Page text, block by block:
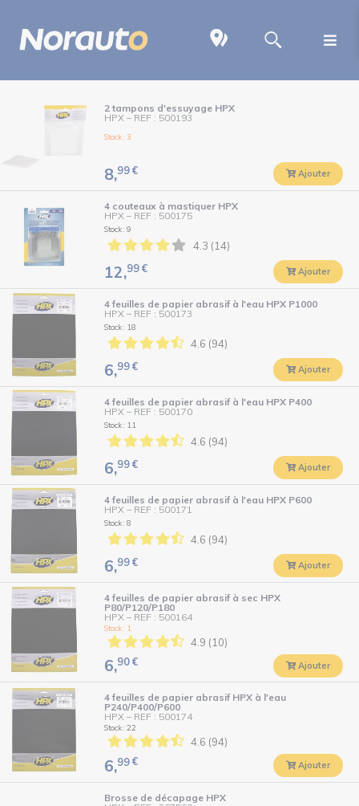
2 tampons d'essuyage HPX
HPX – REF : 500193
Stock : 3
8,99€ Ajouter
4 couteaux à mastiquer HPX
HPX – REF : 500175
Stock : 9
4.3 (14)
12,99€ Ajouter
4 feuilles de papier abrasif à l'eau HPX P1000
HPX – REF : 500173
Stock : 18
4.6 (94)
6,99€ Ajouter
4 feuilles de papier abrasif à l'eau HPX P400
HPX – REF : 500170
Stock : 11
4.6 (94)
6,99€ Ajouter
4 feuilles de papier abrasif à l'eau HPX P600
HPX – REF : 500171
Stock : 8
4.6 (94)
6,99€ Ajouter
4 feuilles de papier abrasif à sec HPX
P80/P120/P180
HPX – REF : 500164
Stock : 1
4.9 (10)
6,90€ Ajouter
4 feuilles de papier abrasif HPX à l'eau
P240/P400/P600
HPX – REF : 500174
Stock : 22
4.6 (94)
6,99€ Ajouter
Brosse de décapage HPX